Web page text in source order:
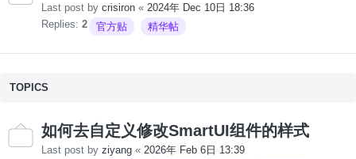
Last post by crisiron « 2024年 Dec 10日 18:36
Replies: 2 官方贴 精华帖
TOPICS
如何去自定义修改SmartUI组件的样式
Last post by ziyang « 2026年 Feb 6日 13:39